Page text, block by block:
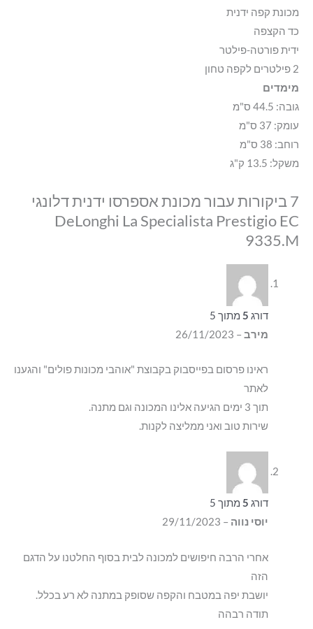
מכונת קפה ידנית
כד הקצפה
ידית פורטה-פילטר
2 פילטרים לקפה טחון
מימדים
גובה: 44.5 ס"מ
עומק: 37 ס"מ
רוחב: 38 ס"מ
משקל: 13.5 ק"ג
7 ביקורות עבור
מכונת אספרסו ידנית דלונגי
DeLonghi La Specialista Prestigio EC
9335.M
דורג 5מתוך 5
מירב –
26/11/2023
ראינו פרסום בפייסבוק בקבוצת "אוהבי מכונות פולים" והגענו
לאתר
תוך 3 ימים הגיעה אלינו המכונה וגם מתנה.
שירות טוב ואני ממליצה לקנות.
דורג 5מתוך 5
יוסי נווה –
29/11/2023
אחרי הרבה חיפושים למכונה לבית בסוף החלטנו על הדגם
הזה
יושבת יפה במטבח והקפה שסופק במתנה לא רע בכלל.
תודה רבהה